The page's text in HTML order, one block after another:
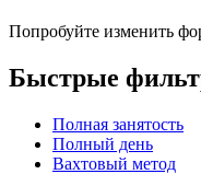
Попробуйте изменить
Быстрые
Полная занятость
Полный день
Вахтовый метод